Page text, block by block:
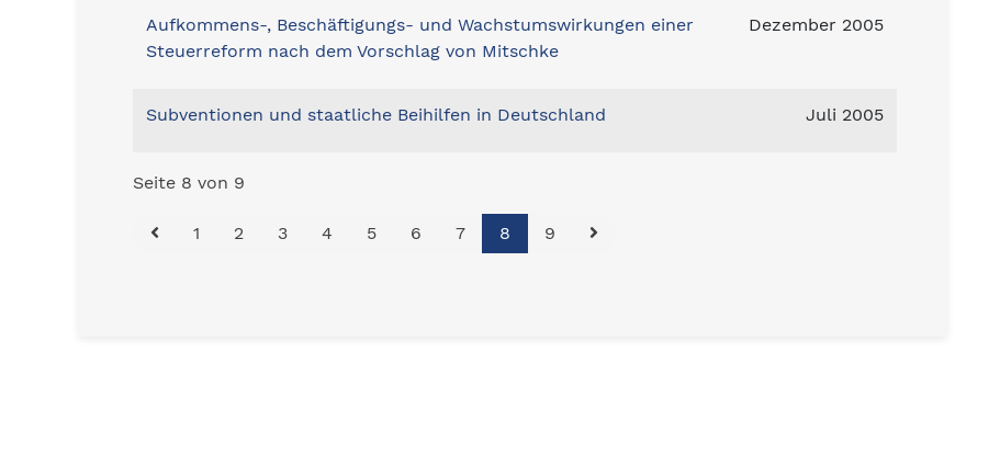
Aufkommens-, Beschäftigungs- und Wachstumswirkungen einer
Steuerreform nach dem Vorschlag von Mitschke
Dezember 2005
Subventionen und staatliche Beihilfen in Deutschland Juli 2005
Seite 8 von 9
1 2 3 4 5 6 7 8 9